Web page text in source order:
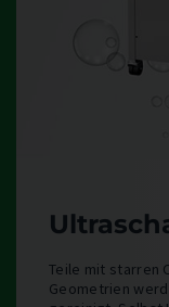
Teile mit starren
Geometrien